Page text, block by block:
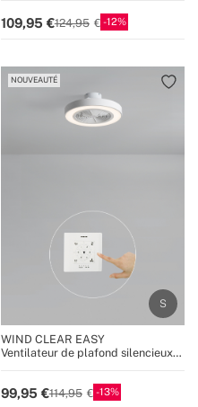
109,95 124,95 12
NOUVEAUTÉ
WIND CLEAR EASY
Ventilateur de plafond silencieux
99,95 114,95 13